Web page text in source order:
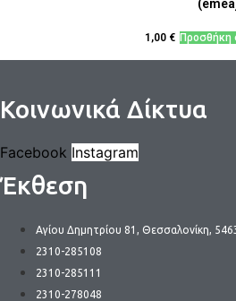
1,00 € Προσθήκη
Κοινωνικά Δίκτυα
Facebook Instagram
Έκθεση
Αγίου Δημητρίου 81, Θεσσαλονίκη,
2310-285108
2310-285111
2310-278048